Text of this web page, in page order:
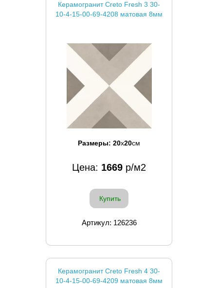
Керамогранит Creto Fresh 3 30-
10-4-15-00-69-4208 матовая 8мм
Размеры: 20x20см
Цена: 1669 р/м2
Купить
Артикул: 126236
Керамогранит Creto Fresh 4 30-
10-4-15-00-69-4209 матовая 8мм